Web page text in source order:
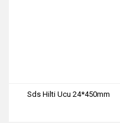
Sds Hilti Ucu 24*450mm